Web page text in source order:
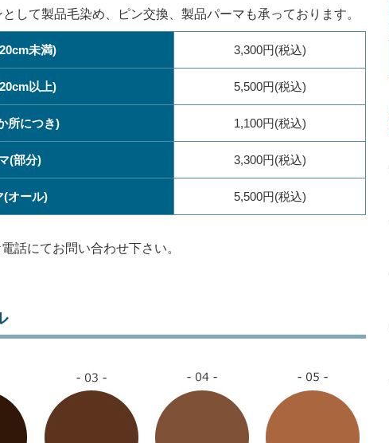
して製品毛染め、ピン交換、製品パーマも承っております。
未満) 3,300円(税込)
以上) 5,500円(税込)
所につき) 1,100円(税込)
(部分) 3,300円(税込)
(オール) 5,500円(税込)
話にてお問い合わせ下さい。